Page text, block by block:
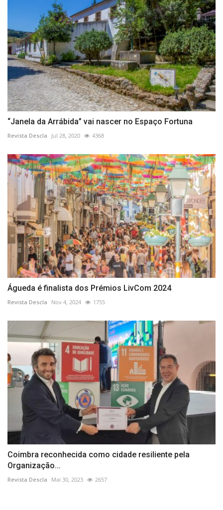
“Janela da Arrábida” vai nascer no Espaço Fortuna
Revista Descla Jul 28, 2020 4368
Águeda é finalista dos Prémios LivCom 2024
Revista Descla Nov 4, 2024 1755
Coimbra reconhecida como cidade resiliente pela
Organização...
Revista Descla Mai 30, 2023 2657